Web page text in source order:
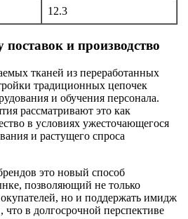
12.3
и производство
тканей из переработанных
традиционных цепочек
и обучения персонала.
рассматривают это как
в условиях ужесточающегося
и растущего спроса
это новый способ
позволяющий не только
но и поддержать имидж
что в долгосрочной перспективе